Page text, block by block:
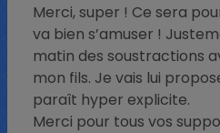
Merci, super ! Ce sera
va bien s’amuser !
matin des soustractions
mon fils. Je vais lui
paraît hyper explicite.
Merci pour tous vos